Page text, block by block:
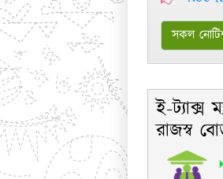
সকল
ই-ট্যাক্স
রাজস্ব